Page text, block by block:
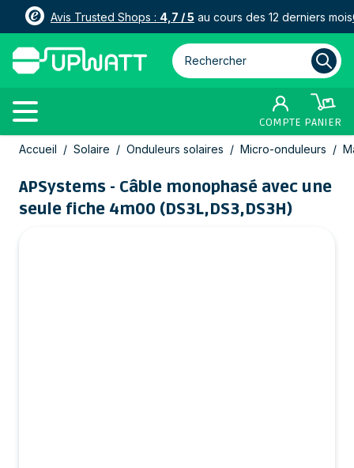
Avis Trusted Shops : 4,7 / 5 au cours des 12 derniers mois
Rechercher parmi plus de
COMPTE PANIER
Allez au contenu
Accueil / Solaire / Onduleurs solaires / Micro-onduleurs /
APSystems - Câble monophasé avec une
seule fiche 4m00 (DS3L,DS3,DS3H)